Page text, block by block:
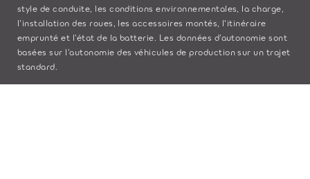
style de conduite, les conditions environnementales, la charge,
l’installation des roues, les accessoires montés, l'itinéraire
emprunté et l’état de la batterie. Les données d’autonomie sont
basées sur l’autonomie des véhicules de production sur un trajet
standard.